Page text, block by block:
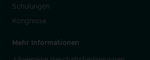
Schulungen
Kongresse
Mehr Informationen